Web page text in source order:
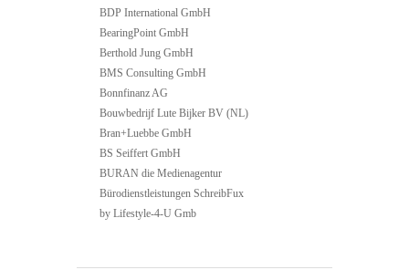
BDP International GmbH
BearingPoint GmbH
Berthold Jung GmbH
BMS Consulting GmbH
Bonnfinanz AG
Bouwbedrijf Lute Bijker BV (NL)
Bran+Luebbe GmbH
BS Seiffert GmbH
BURAN die Medienagentur
Bürodienstleistungen SchreibFux
by Lifestyle-4-U Gmb